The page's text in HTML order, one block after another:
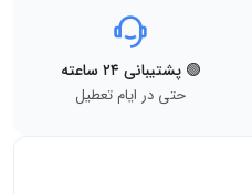
🟢 پشتیبانی ۲۴ ساعته
حتی در ایام تعطیل